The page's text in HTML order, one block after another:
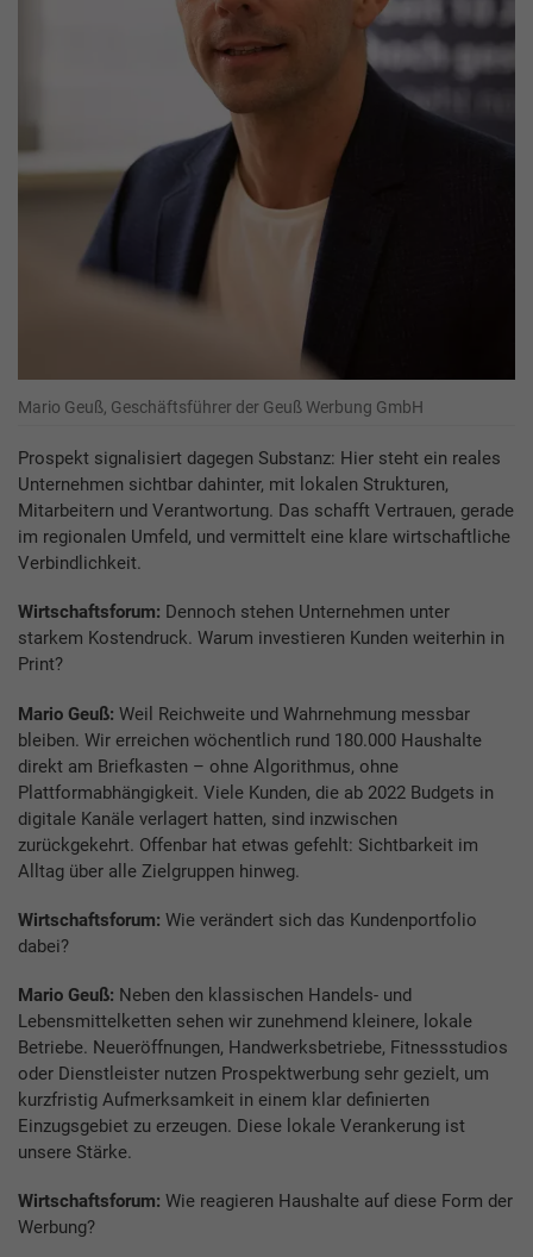
Mario Geuß, Geschäftsführer der Geuß Werbung GmbH
Prospekt signalisiert dagegen Substanz: Hier steht ein reales
Unternehmen sichtbar dahinter, mit lokalen Strukturen,
Mitarbeitern und Verantwortung. Das schafft Vertrauen, gerade
im regionalen Umfeld, und vermittelt eine klare wirtschaftliche
Verbindlichkeit.
Wirtschaftsforum: Dennoch stehen Unternehmen unter
starkem Kostendruck. Warum investieren Kunden weiterhin in
Print?
Mario Geuß: Weil Reichweite und Wahrnehmung messbar
bleiben. Wir erreichen wöchentlich rund 180.000 Haushalte
direkt am Briefkasten – ohne Algorithmus, ohne
Plattformabhängigkeit. Viele Kunden, die ab 2022 Budgets in
digitale Kanäle verlagert hatten, sind inzwischen
zurückgekehrt. Offenbar hat etwas gefehlt: Sichtbarkeit im
Alltag über alle Zielgruppen hinweg.
Wirtschaftsforum: Wie verändert sich das Kundenportfolio
dabei?
Mario Geuß: Neben den klassischen Handels- und
Lebensmittelketten sehen wir zunehmend kleinere, lokale
Betriebe. Neueröffnungen, Handwerksbetriebe, Fitnessstudios
oder Dienstleister nutzen Prospektwerbung sehr gezielt, um
kurzfristig Aufmerksamkeit in einem klar definierten
Einzugsgebiet zu erzeugen. Diese lokale Verankerung ist
unsere Stärke.
Wirtschaftsforum: Wie reagieren Haushalte auf diese Form der
Werbung?